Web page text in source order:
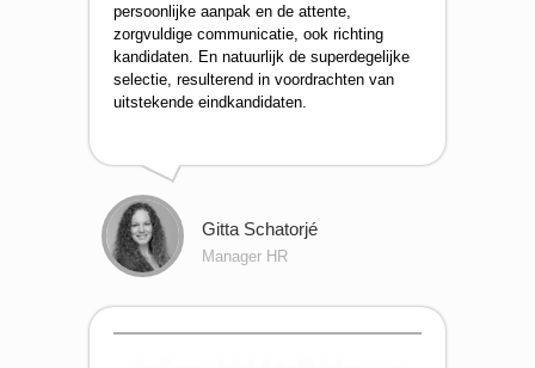
persoonlijke aanpak en de attente,
zorgvuldige communicatie, ook richting
kandidaten. En natuurlijk de superdegelijke
selectie, resulterend in voordrachten van
uitstekende eindkandidaten.
Gitta Schatorjé
Manager HR